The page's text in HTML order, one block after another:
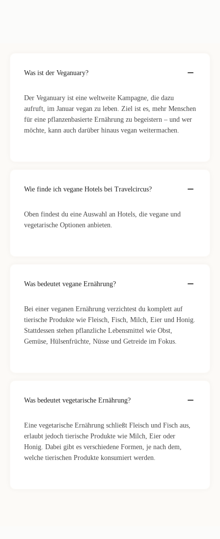
Was ist der Veganuary?
Der Veganuary ist eine weltweite Kampagne, die dazu
aufruft, im Januar vegan zu leben. Ziel ist es, mehr Menschen
für eine pflanzenbasierte Ernährung zu begeistern – und wer
möchte, kann auch darüber hinaus vegan weitermachen.
Wie finde ich vegane Hotels bei Travelcircus?
Oben findest du eine Auswahl an Hotels, die vegane und
vegetarische Optionen anbieten.
Was bedeutet vegane Ernährung?
Bei einer veganen Ernährung verzichtest du komplett auf
tierische Produkte wie Fleisch, Fisch, Milch, Eier und Honig.
Stattdessen stehen pflanzliche Lebensmittel wie Obst,
Gemüse, Hülsenfrüchte, Nüsse und Getreide im Fokus.
Was bedeutet vegetarische Ernährung?
Eine vegetarische Ernährung schließt Fleisch und Fisch aus,
erlaubt jedoch tierische Produkte wie Milch, Eier oder
Honig. Dabei gibt es verschiedene Formen, je nach dem,
welche tierischen Produkte konsumiert werden.